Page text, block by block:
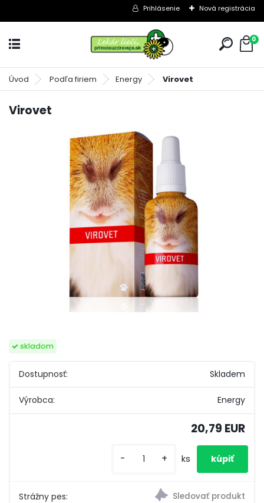
Prihlásenie Nová registrácia
0
Úvod Podľa firiem Energy Virovet
Virovet
skladom
Dostupnosť: Skladem
Výrobca: Energy
20,79 EUR
Strážny pes:
- + ks